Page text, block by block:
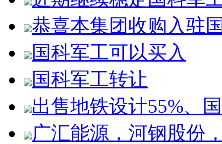
恭喜本集团收购入驻
国科军工可以买入
国科军工转让
出售地铁设计55%、
广汇能源，河钢股份